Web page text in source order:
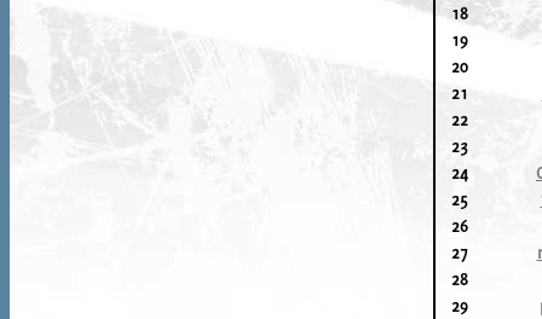
18
19
20
21
22
23
24
25
26
27
28
29